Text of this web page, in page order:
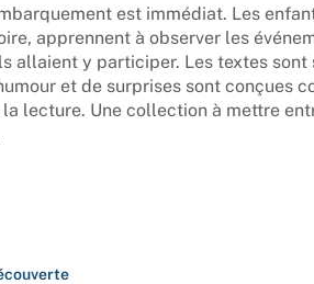
est immédiat. Les
apprennent à observer les
allaient y participer. Les textes sont
et de surprises sont conçues
lecture. Une collection à mettre